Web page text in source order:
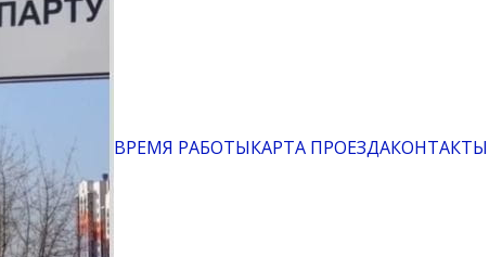
ВРЕМЯ РАБОТЫКАРТА ПРОЕЗДАКОНТАКТЫ